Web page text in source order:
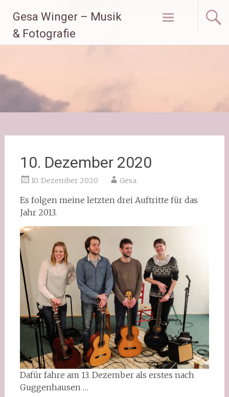
Inhalt
springen
Gesa Winger – Musik
& Fotografie
10. Dezember 2020
10. Dezember 2020 Gesa
Es folgen meine letzten drei Auftritte für das
Jahr 2013.
Dafür fahre am 13. Dezember als erstes nach
Guggenhausen …